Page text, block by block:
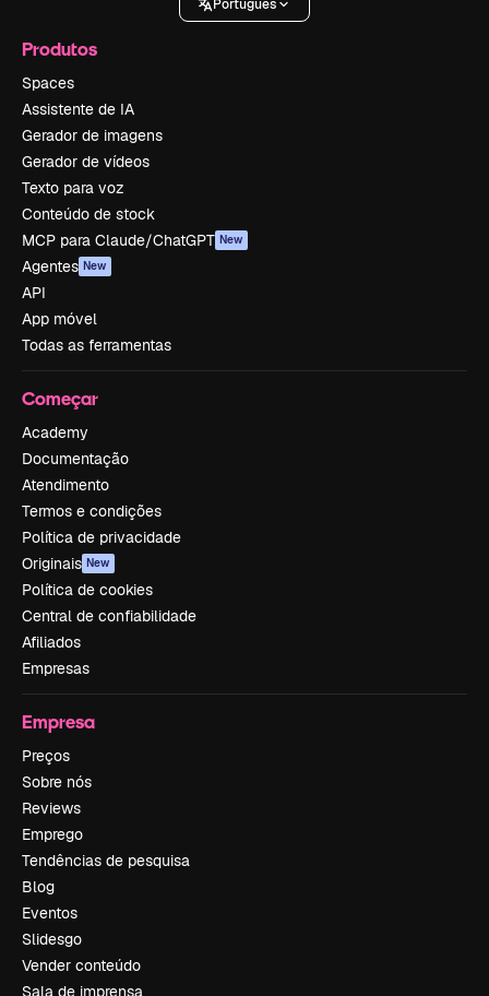
Português
Produtos
Spaces
Assistente de IA
Gerador de imagens
Gerador de vídeos
Texto para voz
Conteúdo de stock
MCP para Claude/ChatGPT New
Agentes New
API
App móvel
Todas as ferramentas
Começar
Academy
Documentação
Atendimento
Termos e condições
Política de privacidade
Originais New
Política de cookies
Central de confiabilidade
Afiliados
Empresas
Empresa
Preços
Sobre nós
Reviews
Emprego
Tendências de pesquisa
Blog
Eventos
Slidesgo
Vender conteúdo
Sala de imprensa